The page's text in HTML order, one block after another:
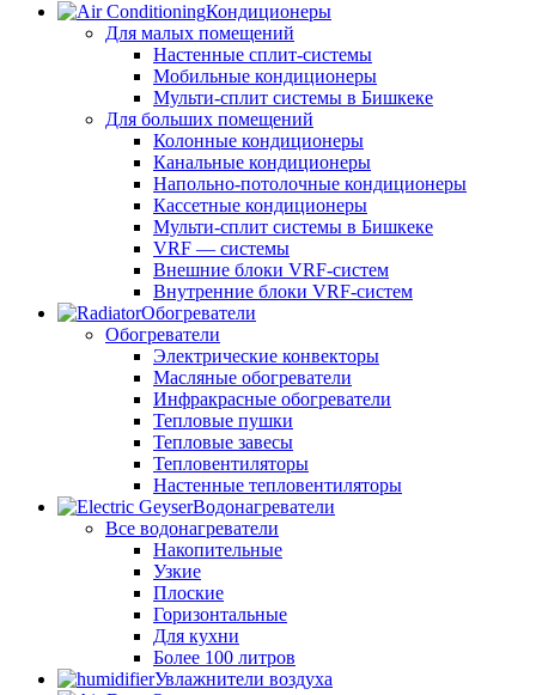
Кондиционеры
Для малых помещений
Настенные сплит-системы
Мобильные кондиционеры
Мульти-сплит системы в Бишкеке
Для больших помещений
Колонные кондиционеры
Канальные кондиционеры
Напольно-потолочные кондиционеры
Кассетные кондиционеры
Мульти-сплит системы в Бишкеке
VRF — системы
Внешние блоки VRF-систем
Внутренние блоки VRF-систем
Обогреватели
Обогреватели
Электрические конвекторы
Масляные обогреватели
Инфракрасные обогреватели
Тепловые пушки
Тепловые завесы
Тепловентиляторы
Настенные тепловентиляторы
Водонагреватели
Все водонагреватели
Накопительные
Узкие
Плоские
Горизонтальные
Для кухни
Более 100 литров
Увлажнители воздуха